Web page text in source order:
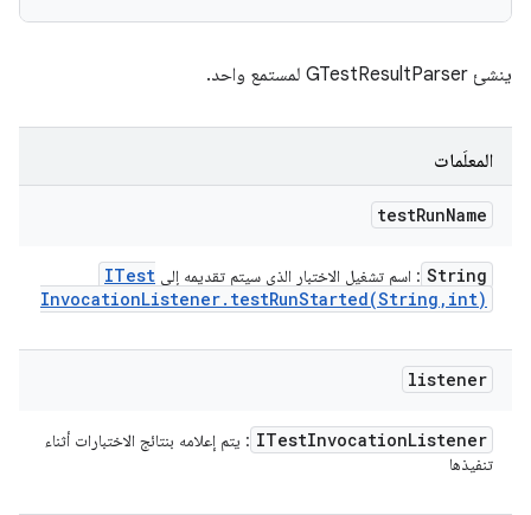
ينشئ GTestResultParser لمستمع واحد.
المعلَمات
testRunName
String : اسم تشغيل الاختبار الذي سيتم تقديمه إلى ITest
InvocationListener. testRunStarted(String , int)
listener
ITestInvocationListener
: يتم إعلامه بنتائج الاختبارات أثناء
تنفيذها